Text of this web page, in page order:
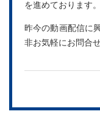
を進めております。
昨今の動画配信に
非お気軽にお問合